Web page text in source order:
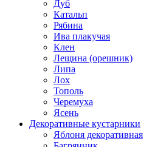
Дуб
Катальп
Рябина
Ива плакучая
Клен
Лещина (орешник)
Липа
Лох
Тополь
Черемуха
Ясень
Декоративные кустарники
Яблоня декоративная